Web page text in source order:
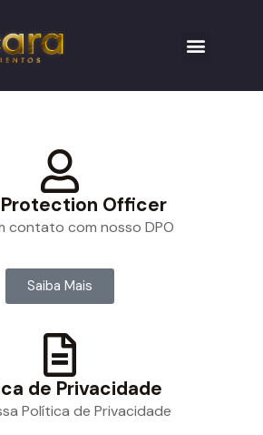
Officer
contato com nosso DPO
Saiba Mais
de Privacidade
Política de Privacidade